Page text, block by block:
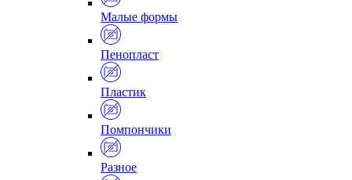
Малые формы
Пенопласт
Пластик
Помпончики
Разное